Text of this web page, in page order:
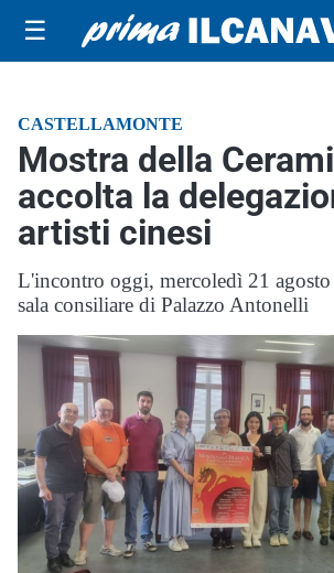
☰
CASTELLAMONTE
Mostra della
accolta la
artisti cinesi
L'incontro oggi, mercoledì 21 agosto
sala consiliare di Palazzo Antonelli